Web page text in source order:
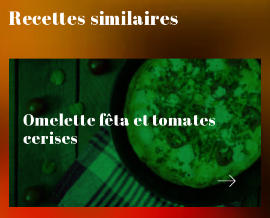
Recettes similaires
Omelette fêta et tomates
cerises